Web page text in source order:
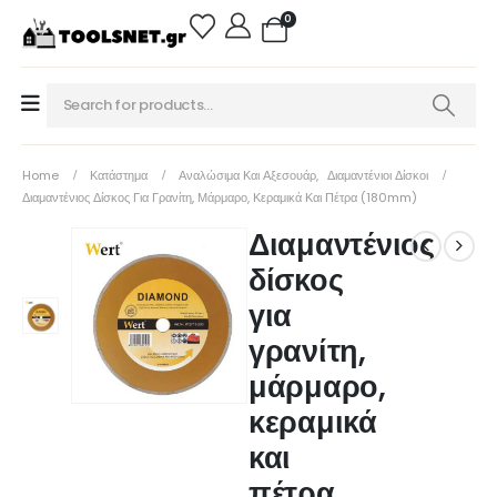
0
Home Κατάστημα Αναλώσιμα Και Αξεσουάρ, Διαμαντένιοι Δίσκοι
Διαμαντένιος Δίσκος Για Γρανίτη, Μάρμαρο, Κεραμικά Και Πέτρα (180mm)
Διαμαντένιος
δίσκος
για
γρανίτη,
μάρμαρο,
κεραμικά
και